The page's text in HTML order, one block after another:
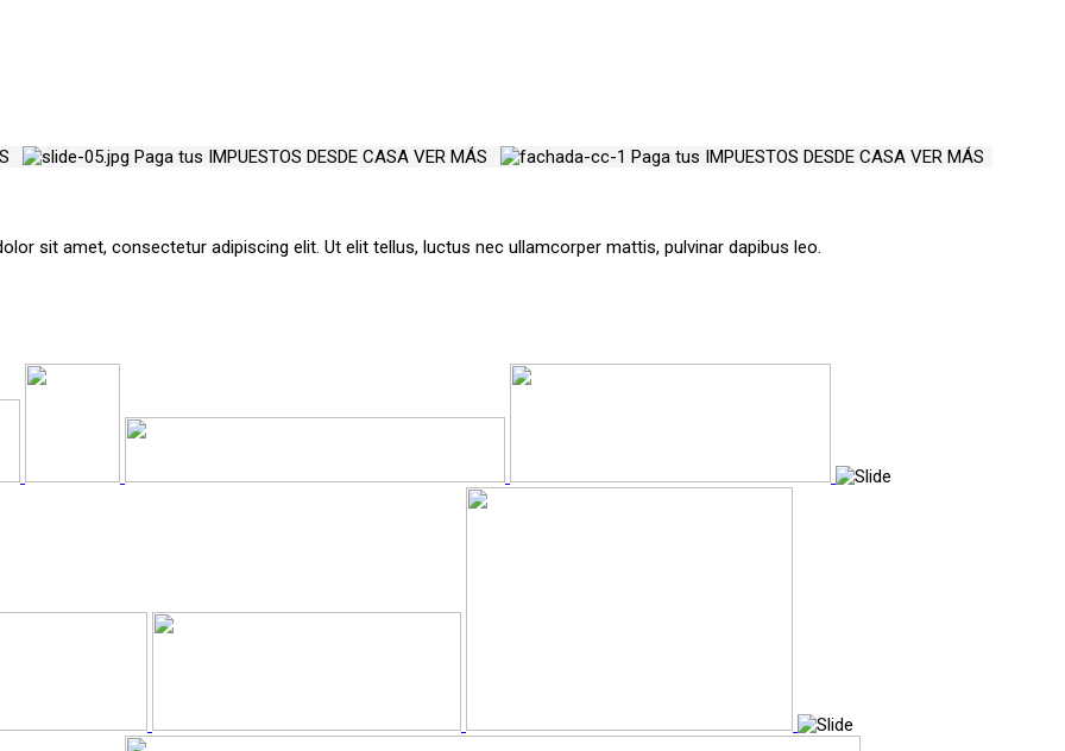
Paga tus IMPUESTOS DESDE CASA VER MÁS Paga tus IMPUESTOS DESDE CASA VER MÁS
sit amet, consectetur adipiscing elit. Ut elit tellus, luctus nec ullamcorper mattis, pulvinar dapibus leo.